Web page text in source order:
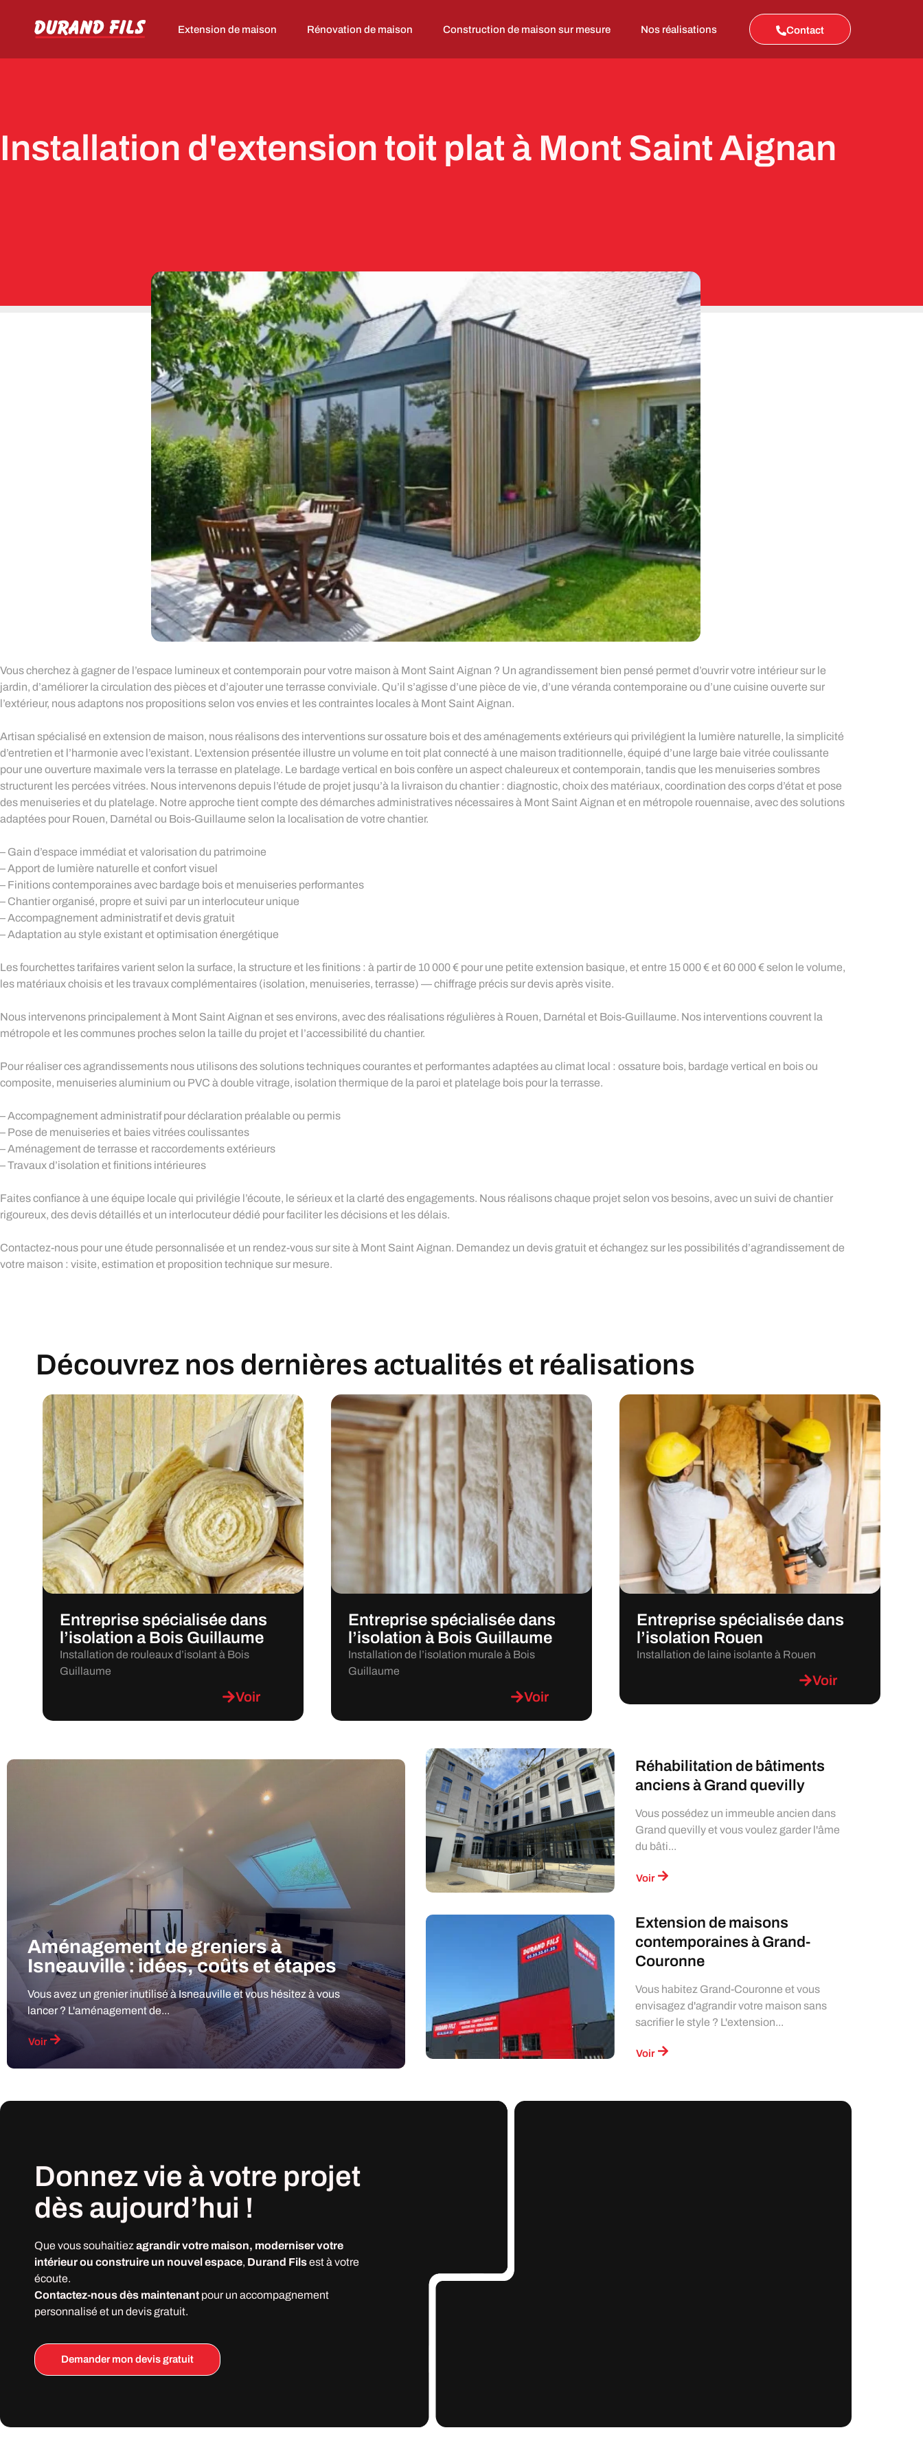
Extension de maison Rénovation de maison Construction de maison sur mesure Nos réalisations Contact
Installation d'extension toit plat à Mont Saint Aignan
Vous cherchez à gagner de l’espace lumineux et contemporain pour votre maison à Mont Saint Aignan ? Un agrandissement bien pensé permet d’ouvrir votre intérieur sur le
jardin, d’améliorer la circulation des pièces et d’ajouter une terrasse conviviale. Qu’il s’agisse d’une pièce de vie, d’une véranda contemporaine ou d’une cuisine ouverte sur
l’extérieur, nous adaptons nos propositions selon vos envies et les contraintes locales à Mont Saint Aignan.
Artisan spécialisé en extension de maison, nous réalisons des interventions sur ossature bois et des aménagements extérieurs qui privilégient la lumière naturelle, la simplicité
d’entretien et l’harmonie avec l’existant. L’extension présentée illustre un volume en toit plat connecté à une maison traditionnelle, équipé d’une large baie vitrée coulissante
pour une ouverture maximale vers la terrasse en platelage. Le bardage vertical en bois confère un aspect chaleureux et contemporain, tandis que les menuiseries sombres
structurent les percées vitrées. Nous intervenons depuis l’étude de projet jusqu’à la livraison du chantier : diagnostic, choix des matériaux, coordination des corps d’état et pose
des menuiseries et du platelage. Notre approche tient compte des démarches administratives nécessaires à Mont Saint Aignan et en métropole rouennaise, avec des solutions
adaptées pour Rouen, Darnétal ou Bois-Guillaume selon la localisation de votre chantier.
– Gain d’espace immédiat et valorisation du patrimoine
– Apport de lumière naturelle et confort visuel
– Finitions contemporaines avec bardage bois et menuiseries performantes
– Chantier organisé, propre et suivi par un interlocuteur unique
– Accompagnement administratif et devis gratuit
– Adaptation au style existant et optimisation énergétique
Les fourchettes tarifaires varient selon la surface, la structure et les finitions : à partir de 10 000 € pour une petite extension basique, et entre 15 000 € et 60 000 € selon le volume,
les matériaux choisis et les travaux complémentaires (isolation, menuiseries, terrasse) — chiffrage précis sur devis après visite.
Nous intervenons principalement à Mont Saint Aignan et ses environs, avec des réalisations régulières à Rouen, Darnétal et Bois-Guillaume. Nos interventions couvrent la
métropole et les communes proches selon la taille du projet et l’accessibilité du chantier.
Pour réaliser ces agrandissements nous utilisons des solutions techniques courantes et performantes adaptées au climat local : ossature bois, bardage vertical en bois ou
composite, menuiseries aluminium ou PVC à double vitrage, isolation thermique de la paroi et platelage bois pour la terrasse.
– Accompagnement administratif pour déclaration préalable ou permis
– Pose de menuiseries et baies vitrées coulissantes
– Aménagement de terrasse et raccordements extérieurs
– Travaux d’isolation et finitions intérieures
Faites confiance à une équipe locale qui privilégie l’écoute, le sérieux et la clarté des engagements. Nous réalisons chaque projet selon vos besoins, avec un suivi de chantier
rigoureux, des devis détaillés et un interlocuteur dédié pour faciliter les décisions et les délais.
Contactez-nous pour une étude personnalisée et un rendez-vous sur site à Mont Saint Aignan. Demandez un devis gratuit et échangez sur les possibilités d’agrandissement de
votre maison : visite, estimation et proposition technique sur mesure.
Découvrez nos dernières actualités et réalisations
Entreprise spécialisée dans
l’isolation a Bois Guillaume
Installation de rouleaux d’isolant à Bois
Guillaume
Voir
Entreprise spécialisée dans
l’isolation à Bois Guillaume
Installation de l’isolation murale à Bois
Guillaume
Voir
Entreprise spécialisée dans
l’isolation Rouen
Installation de laine isolante à Rouen
Voir
Aménagement de greniers à
Isneauville : idées, coûts et étapes
Vous avez un grenier inutilisé à Isneauville et vous hésitez à vous
lancer ? L'aménagement de...
Voir
Réhabilitation de bâtiments
anciens à Grand quevilly
Vous possédez un immeuble ancien dans
Grand quevilly et vous voulez garder l'âme
du bâti...
Voir
Extension de maisons
contemporaines à Grand-
Couronne
Vous habitez Grand-Couronne et vous
envisagez d'agrandir votre maison sans
sacrifier le style ? L'extension...
Voir
Donnez vie à votre projet
dès aujourd’hui !
Que vous souhaitiez agrandir votre maison, moderniser votre
intérieur ou construire un nouvel espace, Durand Filsest à votre
écoute.
Contactez-nous dès maintenant pour un accompagnement
personnalisé et un devis gratuit.
Demander mon devis gratuit